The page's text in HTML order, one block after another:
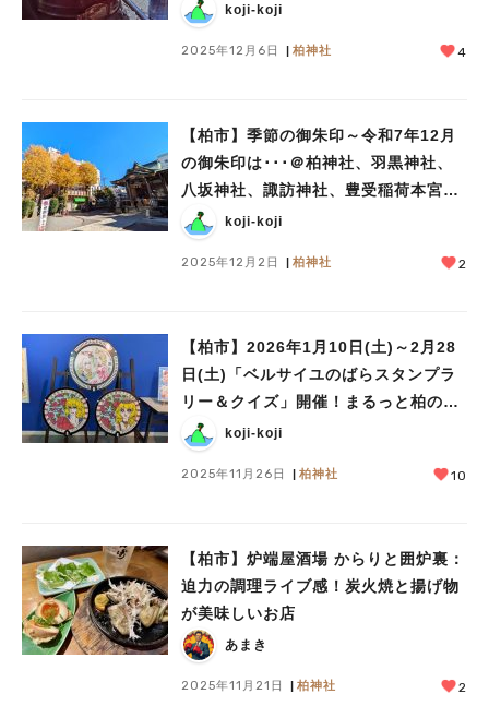
koji-koji
2025年12月6日 柏神社 4
【柏市】季節の御朱印～令和7年12月
の御朱印は･･･＠柏神社、羽黒神社、
八坂神社、諏訪神社、豊受稲荷本宮、
大洞院koji-koji
2025年12月2日 柏神社 2
【柏市】2026年1月10日(土)～2月28
日(土)「ベルサイユのばらスタンプラ
リー＆クイズ」開催！まるっと柏のベ
ルばらコーナーも必見！
koji-koji
2025年11月26日 柏神社 10
【柏市】炉端屋酒場 からりと囲炉裏：
迫力の調理ライブ感！炭火焼と揚げ物
が美味しいお店
あまき
2025年11月21日 柏神社 2